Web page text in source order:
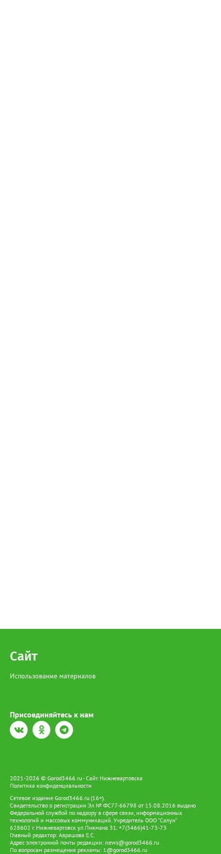
Сайт
Использование материалов
Присоединяйтесь к нам
2021-2026 © Gorod3466.ru - Сайт Нижневартовска
Политика конфиденциальности
Сетевое издание Gorod3466.ru (16+).
Свидетельство о регистрации Эл № ФС77-66798 от 15.08.2016 выдано
Федеральной службой по надзору в сфере связи, информационных
технологий и массовых коммуникаций. Учредитель ООО "Салун"
628602 г. Нижневартовск ул.Пикмана 31. +7(3466)41-73-73
Главный редактор: Аврашова Е.С.
Адрес электронной почты редакции: news@gorod3466.ru
По вопросам размещения рекламы: 1@gorod3466.ru